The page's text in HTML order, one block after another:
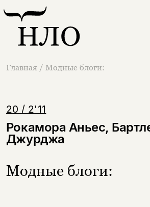
Главная / Модные блоги:
20 / 2'11
Рокамора Аньес,
Джурджа
Модные блоги: